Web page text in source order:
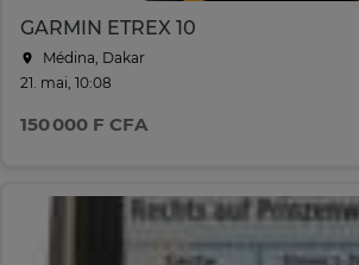
GARMIN ETREX 10
Médina, Dakar
21. mai, 10:08
150 000 F CFA